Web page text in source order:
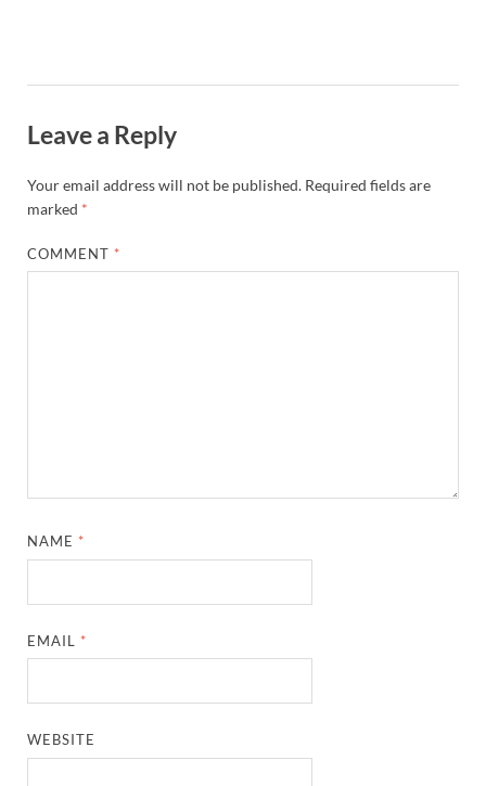
Leave a Reply
Your email address will not be published. Required fields are
marked *
COMMENT *
NAME *
EMAIL *
WEBSITE